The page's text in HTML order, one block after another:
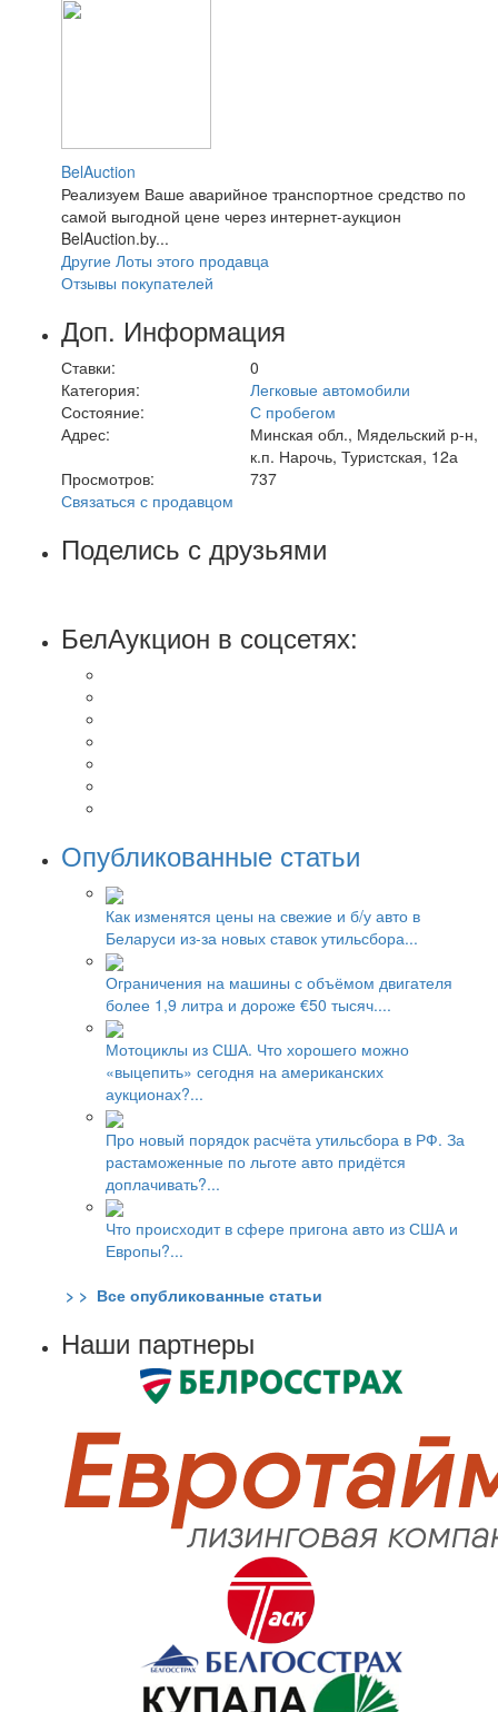
BelAuction
Реализуем Ваше аварийное транспортное средство по
самой выгодной цене через интернет-аукцион
BelAuction.by...
Другие Лоты этого продавца
Отзывы покупателей
Доп. Информация
Ставки:
0
Категория:
Легковые автомобили
Состояние:
С пробегом
Адрес:
Минская обл., Мядельский р-н,
к.п. Нарочь, Туристская, 12а
Просмотров:
737
Связаться с продавцом
Поделись с друзьями
БелАукцион в соцсетях:
Опубликованные статьи
Как изменятся цены на свежие и б/у авто в
Беларуси из-за новых ставок утильсбора...
Ограничения на машины с объёмом двигателя
более 1,9 литра и дороже €50 тысяч....
Мотоциклы из США. Что хорошего можно
«выцепить» сегодня на американских
аукционах?...
Про новый порядок расчёта утильсбора в РФ. За
растаможенные по льготе авто придётся
доплачивать?...
Что происходит в сфере пригона авто из США и
Европы?...
> > Все опубликованные статьи
Наши партнеры